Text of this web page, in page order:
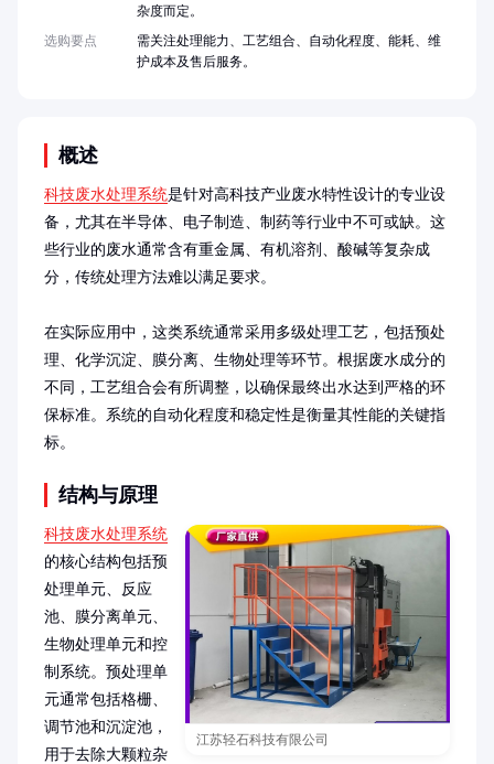
概述
科技废水处理系统是针对高科技产业废水特性设计的专业设
备，尤其在半导体、电子制造、制药等行业中不可或缺。这
些行业的废水通常含有重金属、有机溶剂、酸碱等复杂成
分，传统处理方法难以满足要求。
在实际应用中，这类系统通常采用多级处理工艺，包括预处
理、化学沉淀、膜分离、生物处理等环节。根据废水成分的
不同，工艺组合会有所调整，以确保最终出水达到严格的环
保标准。系统的自动化程度和稳定性是衡量其性能的关键指
标。
结构与原理
江苏轻石科技有限公司
科技废水处理系统
的核心结构包括预
处理单元、反应
池、膜分离单元、
生物处理单元和控
制系统。预处理单
元通常包括格栅、
调节池和沉淀池，
用于去除大颗粒杂
杂度而定。
选购要点
需关注处理能力、工艺组合、自动化程度、能耗、维
护成本及售后服务。